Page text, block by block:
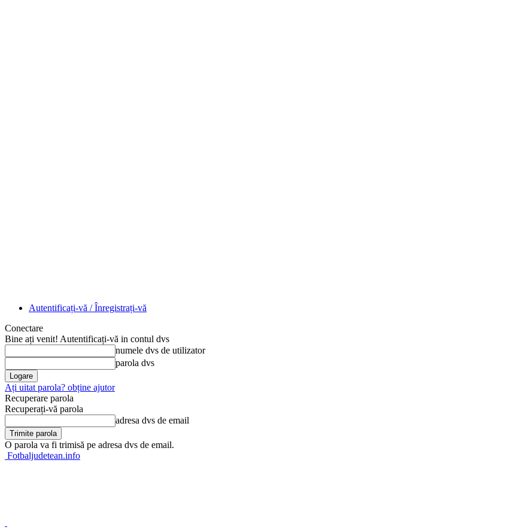
Autentificați-vă / Înregistrați-vă
Conectare
Bine ați venit! Autentificați-vă in contul dvs
numele dvs de utilizator
parola dvs
Ați uitat parola? obține ajutor
Recuperare parola
Recuperați-vă parola
adresa dvs de email
O parola va fi trimisă pe adresa dvs de email.
Fotbaljudetean.info